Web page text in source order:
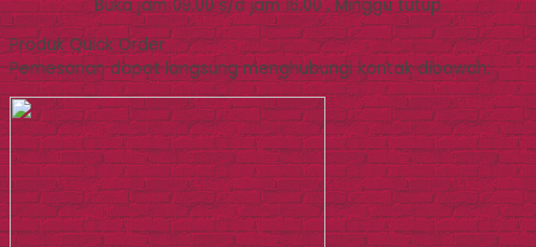
Buka jam 09.00 s/d jam 16.00 , Minggu tutup
Produk Quick Order
Pemesanan dapat langsung menghubungi kontak dibawah: